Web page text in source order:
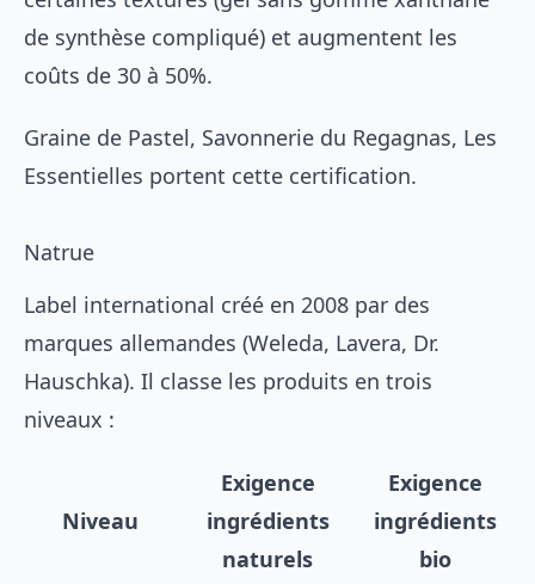
de synthèse compliqué) et augmentent les
coûts de 30 à 50%.
Graine de Pastel, Savonnerie du Regagnas, Les
Essentielles portent cette certification.
Natrue
Label international créé en 2008 par des
marques allemandes (Weleda, Lavera, Dr.
Hauschka). Il classe les produits en trois
niveaux :
Niveau
Exigence
ingrédients
naturels
Exigence
ingrédients
bio